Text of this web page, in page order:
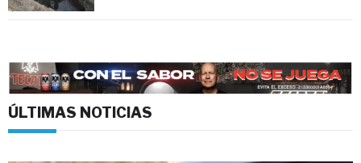
ÚLTIMAS NOTICIAS